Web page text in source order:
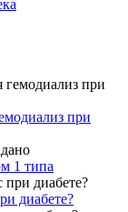
при
1 типа
диабете?